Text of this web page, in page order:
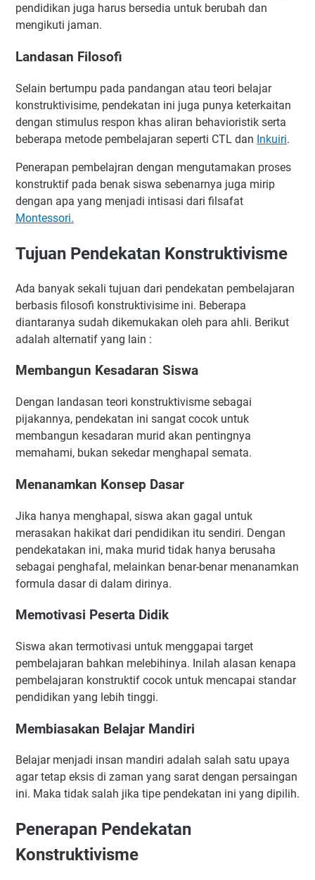
pendidikan juga harus bersedia untuk berubah dan
mengikuti jaman.
Landasan Filosofi
Selain bertumpu pada pandangan atau teori belajar
konstruktivisime, pendekatan ini juga punya keterkaitan
dengan stimulus respon khas aliran behavioristik serta
beberapa metode pembelajaran seperti CTL dan Inkuiri.
Penerapan pembelajran dengan mengutamakan proses
konstruktif pada benak siswa sebenarnya juga mirip
dengan apa yang menjadi intisasi dari filsafat
Montessori.
Tujuan Pendekatan Konstruktivisme
Ada banyak sekali tujuan dari pendekatan pembelajaran
berbasis filosofi konstruktivisime ini. Beberapa
diantaranya sudah dikemukakan oleh para ahli. Berikut
adalah alternatif yang lain :
Membangun Kesadaran Siswa
Dengan landasan teori konstruktivisme sebagai
pijakannya, pendekatan ini sangat cocok untuk
membangun kesadaran murid akan pentingnya
memahami, bukan sekedar menghapal semata.
Menanamkan Konsep Dasar
Jika hanya menghapal, siswa akan gagal untuk
merasakan hakikat dari pendidikan itu sendiri. Dengan
pendekatakan ini, maka murid tidak hanya berusaha
sebagai penghafal, melainkan benar-benar menanamkan
formula dasar di dalam dirinya.
Memotivasi Peserta Didik
Siswa akan termotivasi untuk menggapai target
pembelajaran bahkan melebihinya. Inilah alasan kenapa
pembelajaran konstruktif cocok untuk mencapai standar
pendidikan yang lebih tinggi.
Membiasakan Belajar Mandiri
Belajar menjadi insan mandiri adalah salah satu upaya
agar tetap eksis di zaman yang sarat dengan persaingan
ini. Maka tidak salah jika tipe pendekatan ini yang dipilih.
Penerapan Pendekatan
Konstruktivisme